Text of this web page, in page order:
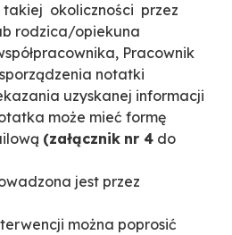
takiej okoliczności przez
rodzica/opiekuna
Pracownik
notatki
uzyskanej informacji
może mieć formę
(załącznik nr 4 do
jest przez
można poprosić